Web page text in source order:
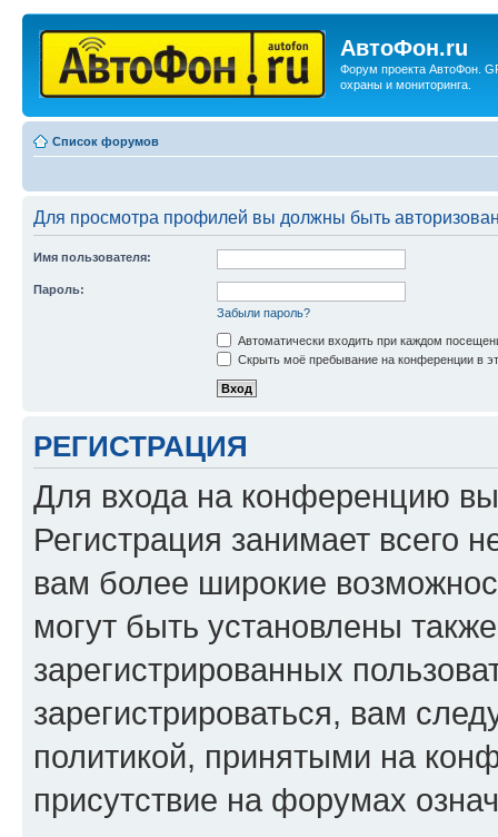
АвтоФон.ru
Форум проекта АвтоФон.
охраны и мониторинга.
Список форумов
Для просмотра профилей вы должны быть
Имя пользователя:
Пароль:
Забыли пароль?
Автоматически входить при каждом
Скрыть моё пребывание на конференции в
РЕГИСТРАЦИЯ
Для входа на конференцию
Регистрация занимает всего
вам более широкие
могут быть установлены
зарегистрированных
зарегистрироваться, вам
политикой, принятыми на
присутствие на форумах